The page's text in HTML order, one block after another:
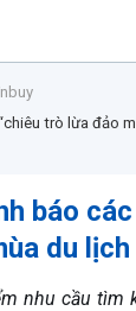
trò lừa đảo
báo
du
nhu cầu tìm